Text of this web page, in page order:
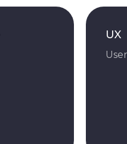
UX